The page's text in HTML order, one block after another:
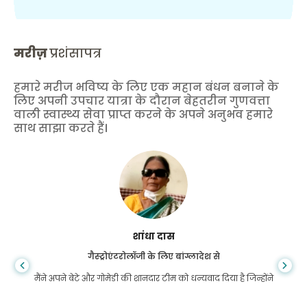
मरीज़प्रशंसापत्र
हमारे मरीज भविष्य के लिए एक महान बंधन बनाने के
लिए अपनी उपचार यात्रा के दौरान बेहतरीन गुणवत्ता
वाली स्वास्थ्य सेवा प्राप्त करने के अपने अनुभव हमारे
साथ साझा करते हैं।
शांधा दास
गैस्ट्रोएंटरोलॉजी के लिए बांग्लादेश से
मैंने अपने बेटे और गोमेडी की शानदार टीम को धन्यवाद दिया है जिन्होंने